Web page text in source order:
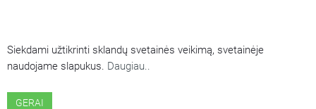
Siekdami užtikrinti sklandų svetainės veikimą, svetainėje
naudojame slapukus. Daugiau..
GERAI